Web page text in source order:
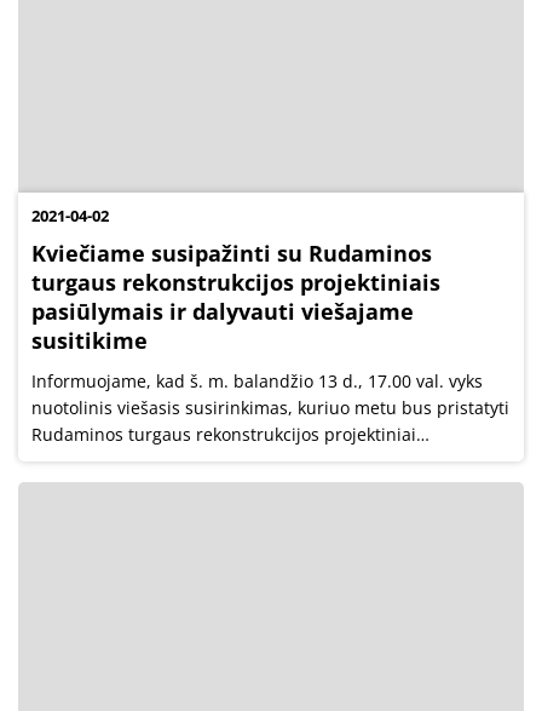
2021-04-02
Kviečiame susipažinti su Rudaminos
turgaus rekonstrukcijos projektiniais
pasiūlymais ir dalyvauti viešajame
susitikime
Informuojame, kad š. m. balandžio 13 d., 17.00 val. vyks
nuotolinis viešasis susirinkimas, kuriuo metu bus pristatyti
Rudaminos turgaus rekonstrukcijos projektiniai
pasiūlymai.